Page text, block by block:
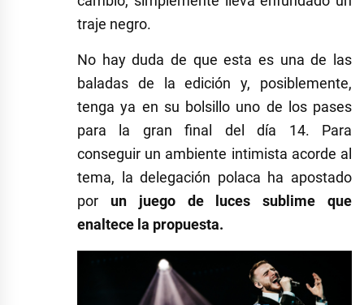
traje negro.
No hay duda de que esta es una de las
baladas de la edición y, posiblemente,
tenga ya en su bolsillo uno de los pases
para la gran final del día 14. Para
conseguir un ambiente intimista acorde al
tema, la delegación polaca ha apostado
por un juego de luces sublime que
enaltece la propuesta.